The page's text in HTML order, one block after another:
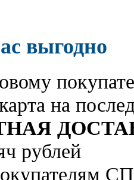
выгодно
на
рублей